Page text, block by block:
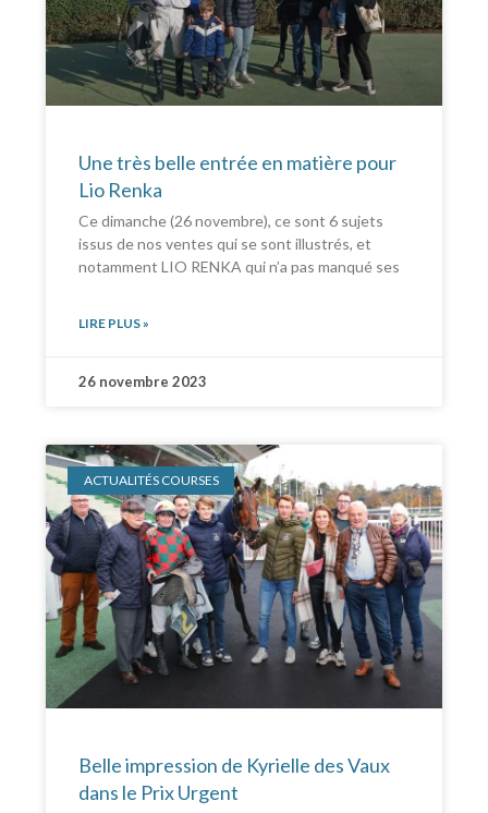
Une très belle entrée en matière pour
Lio Renka
Ce dimanche (26 novembre), ce sont 6 sujets
issus de nos ventes qui se sont illustrés, et
notamment LIO RENKA qui n’a pas manqué ses
LIRE PLUS »
26 novembre 2023
ACTUALITÉS COURSES
Belle impression de Kyrielle des Vaux
dans le Prix Urgent